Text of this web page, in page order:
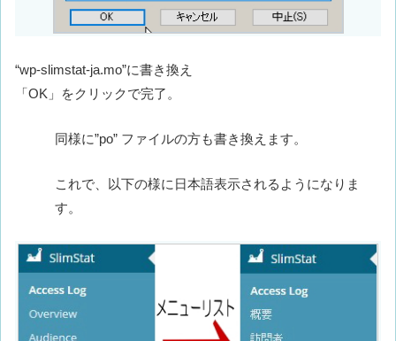
“wp-slimstat-ja.mo”に書き換え
「OK」をクリックで完了。
同様に”po” ファイルの方も書き換えます。
これで、以下の様に日本語表示されるようになりま
す。